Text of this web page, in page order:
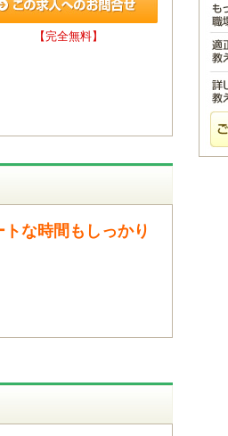
【完全無料】
な時間もしっかり